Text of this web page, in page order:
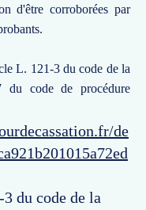
d'être corroborées par
L. 121-3 du code de la
du code de procédure
de
du code de la